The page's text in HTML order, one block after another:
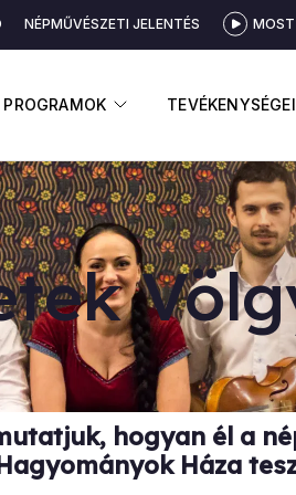
MEGNYITÁSA
PROGRAMOK ALMENÜ
NÉPMŰVÉSZETI JELENTÉS
hogyan él a
Háza